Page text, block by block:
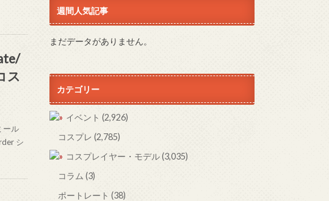
ス
ール
シ
週間人気記事
まだデータがありません。
カテゴリー
イベント (2,926)
コスプレ (2,785)
コスプレイヤー・モデル(3,035)
コラム (3)
ポートレート (38)